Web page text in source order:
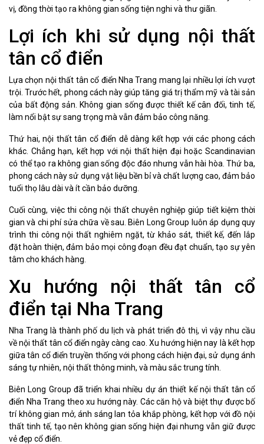
vị, đồng thời tạo ra không gian sống tiện nghi và thư giãn.
Lợi ích khi sử dụng nội thất
tân cổ điển
Lựa chọn nội thất tân cổ điển Nha Trang mang lại nhiều lợi ích vượt
trội. Trước hết, phong cách này giúp tăng giá trị thẩm mỹ và tài sản
của bất động sản. Không gian sống được thiết kế cân đối, tinh tế,
làm nổi bật sự sang trọng mà vẫn đảm bảo công năng.
Thứ hai, nội thất tân cổ điển dễ dàng kết hợp với các phong cách
khác. Chẳng hạn, kết hợp với nội thất hiện đại hoặc Scandinavian
có thể tạo ra không gian sống độc đáo nhưng vẫn hài hòa. Thứ ba,
phong cách này sử dụng vật liệu bền bỉ và chất lượng cao, đảm bảo
tuổi thọ lâu dài và ít cần bảo dưỡng.
Cuối cùng, việc thi công nội thất chuyên nghiệp giúp tiết kiệm thời
gian và chi phí sửa chữa về sau. Biên Long Group luôn áp dụng quy
trình thi công nội thất nghiêm ngặt, từ khảo sát, thiết kế, đến lắp
đặt hoàn thiện, đảm bảo mọi công đoạn đều đạt chuẩn, tạo sự yên
tâm cho khách hàng.
Xu hướng nội thất tân cổ
điển tại Nha Trang
Nha Trang là thành phố du lịch và phát triển đô thị, vì vậy nhu cầu
về nội thất tân cổ điển ngày càng cao. Xu hướng hiện nay là kết hợp
giữa tân cổ điển truyền thống với phong cách hiện đại, sử dụng ánh
sáng tự nhiên, nội thất thông minh, và màu sắc trung tính.
Biên Long Group đã triển khai nhiều dự án thiết kế nội thất tân cổ
điển Nha Trang theo xu hướng này. Các căn hộ và biệt thự được bố
trí không gian mở, ánh sáng lan tỏa khắp phòng, kết hợp với đồ nội
thất tinh tế, tạo nên không gian sống hiện đại nhưng vẫn giữ được
vẻ đẹp cổ điển.